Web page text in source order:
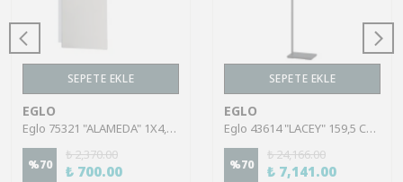
SEPETE EKLE
EGLO
Eglo 75321 "ALAMEDA" 1X4,5W Çelik Nikel Mat Sıva Üstü Spot
%70
₺ 2,370.00
₺ 700.00
SEPETE EKLE
EGLO
Eglo 43614 "LACEY" 159,5 Cm Yüksekliğinde Çelik, Ahşap Köşe Lambası Lambader
%70
₺ 24,166.00
₺ 7,141.00